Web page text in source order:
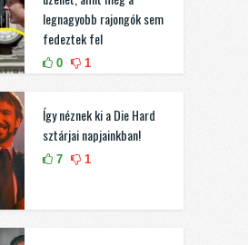
legnagyobb rajongók sem
fedeztek fel
0 1
Így néznek ki a Die Hard
sztárjai napjainkban!
7 1